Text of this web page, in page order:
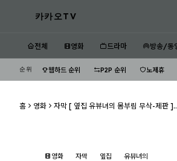
카카오TV
전체 영화 드라마 방송/동
순위 웹하드 순위 P2P 순위 노제휴
홈 영화 자막 [ 옆집 유뷰녀의 몸부림 무삭-제판
영화 자막 옆집 유뷰녀의